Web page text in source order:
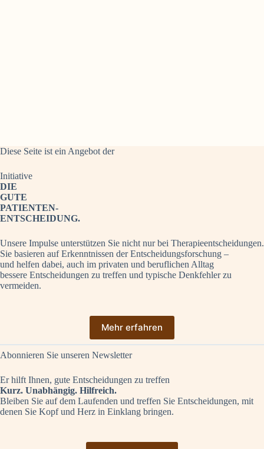
Diese Seite ist ein Angebot der
Initiative
DIE
GUTE
PATIENTEN-
ENTSCHEIDUNG.
Unsere Impulse unterstützen Sie nicht nur bei Therapieentscheidungen.
Sie basieren auf Erkenntnissen der Entscheidungsforschung –
und helfen dabei, auch im privaten und beruflichen Alltag
bessere Entscheidungen zu treffen und typische Denkfehler zu
vermeiden.
Mehr erfahren
Abonnieren Sie unseren Newsletter
Er hilft Ihnen, gute Entscheidungen zu treffen
Kurz. Unabhängig. Hilfreich.
Bleiben Sie auf dem Laufenden und treffen Sie Entscheidungen, mit
denen Sie Kopf und Herz in Einklang bringen.